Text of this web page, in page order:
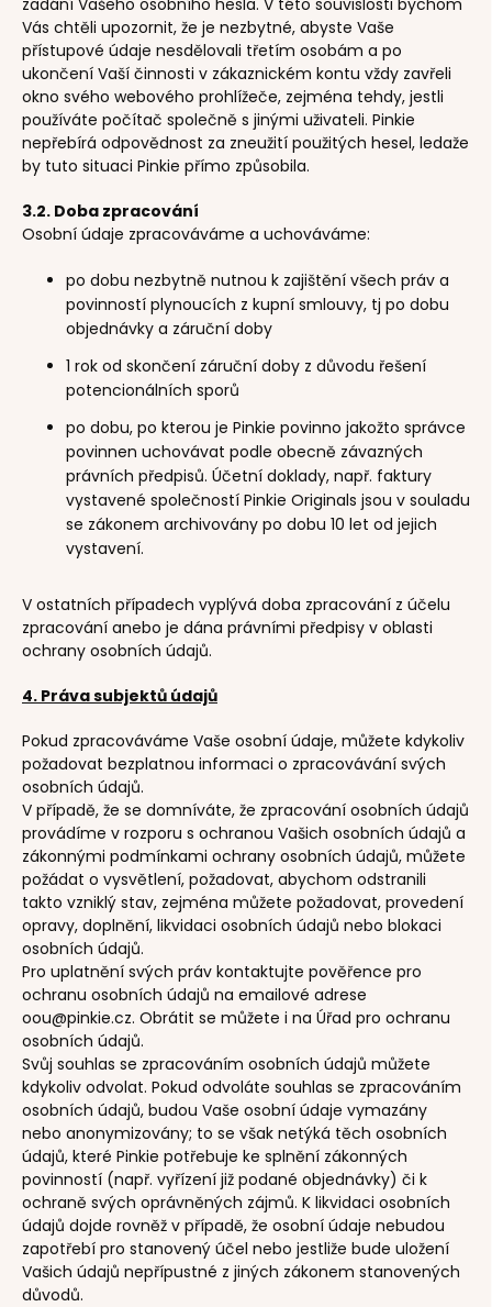
zadání Vašeho osobního hesla. V této souvislosti bychom
Vás chtěli upozornit, že je nezbytné, abyste Vaše
přístupové údaje nesdělovali třetím osobám a po
ukončení Vaší činnosti v zákaznickém kontu vždy zavřeli
okno svého webového prohlížeče, zejména tehdy, jestli
používáte počítač společně s jinými uživateli. Pinkie
nepřebírá odpovědnost za zneužití použitých hesel, ledaže
by tuto situaci Pinkie přímo způsobila.
3.2. Doba zpracování
Osobní údaje zpracováváme a uchováváme:
po dobu nezbytně nutnou k zajištění všech práv a
povinností plynoucích z kupní smlouvy, tj po dobu
objednávky a záruční doby
1 rok od skončení záruční doby z důvodu řešení
potencionálních sporů
po dobu, po kterou je Pinkie povinno jakožto správce
povinnen uchovávat podle obecně závazných
právních předpisů. Účetní doklady, např. faktury
vystavené společností Pinkie Originals jsou v souladu
se zákonem archivovány po dobu 10 let od jejich
vystavení.
V ostatních případech vyplývá doba zpracování z účelu
zpracování anebo je dána právními předpisy v oblasti
ochrany osobních údajů.
4. Práva subjektů údajů
Pokud zpracováváme Vaše osobní údaje, můžete kdykoliv
požadovat bezplatnou informaci o zpracovávání svých
osobních údajů.
V případě, že se domníváte, že zpracování osobních údajů
provádíme v rozporu s ochranou Vašich osobních údajů a
zákonnými podmínkami ochrany osobních údajů, můžete
požádat o vysvětlení, požadovat, abychom odstranili
takto vzniklý stav, zejména můžete požadovat, provedení
opravy, doplnění, likvidaci osobních údajů nebo blokaci
osobních údajů.
Pro uplatnění svých práv kontaktujte pověřence pro
ochranu osobních údajů na emailové adrese
oou@pinkie.cz. Obrátit se můžete i na Úřad pro ochranu
osobních údajů.
Svůj souhlas se zpracováním osobních údajů můžete
kdykoliv odvolat. Pokud odvoláte souhlas se zpracováním
osobních údajů, budou Vaše osobní údaje vymazány
nebo anonymizovány; to se však netýká těch osobních
údajů, které Pinkie potřebuje ke splnění zákonných
povinností (např. vyřízení již podané objednávky) či k
ochraně svých oprávněných zájmů. K likvidaci osobních
údajů dojde rovněž v případě, že osobní údaje nebudou
zapotřebí pro stanovený účel nebo jestliže bude uložení
Vašich údajů nepřípustné z jiných zákonem stanovených
důvodů.